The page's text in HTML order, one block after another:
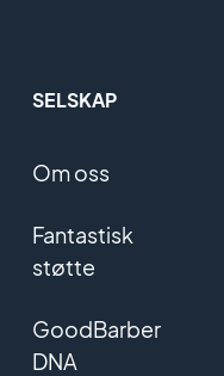
SELSKAP
Om oss
Fantastisk
støtte
GoodBarber
DNA